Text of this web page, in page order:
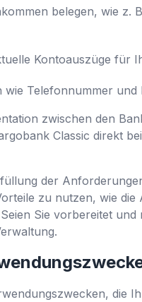
belegen, wie z.
Kontoauszüge für
Telefonnummer und
zwischen den
Classic direkt
der
zu nutzen, wie
Sie vorbereitet
die